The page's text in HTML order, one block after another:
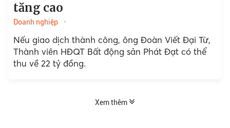
tăng cao
Doanh nghiệp
Nếu giao dịch thành công, ông Đoàn Viết Đại Từ,
Thành viên HĐQT Bất động sản Phát Đạt có thể
thu về 22 tỷ đồng.
Xem thêm